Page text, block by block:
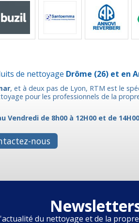
de nettoyage Drôme (26) et en
, et à deux pas de Lyon, RTM est le
pour les professionnels de la
Vendredi de 8h00 à 12H00 et de
nous
du nettoyage et de la